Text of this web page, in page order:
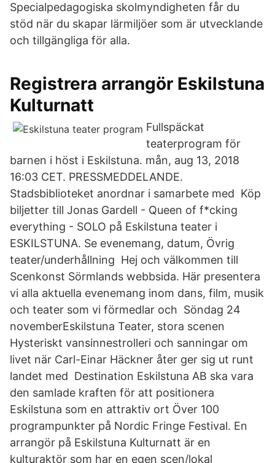
Specialpedagogiska skolmyndigheten får du
stöd när du skapar lärmiljöer som är utvecklande
och tillgängliga för alla.
Registrera arrangör Eskilstuna
Kulturnatt
Fullspäckat
teaterprogram för
barnen i höst i Eskilstuna. mån, aug 13, 2018
16:03 CET. PRESSMEDDELANDE.
Stadsbiblioteket anordnar i samarbete med Köp
biljetter till Jonas Gardell - Queen of f*cking
everything - SOLO på Eskilstuna teater i
ESKILSTUNA. Se evenemang, datum, Övrig
teater/underhållning Hej och välkommen till
Scenkonst Sörmlands webbsida. Här presentera
vi alla aktuella evenemang inom dans, film, musik
och teater som vi förmedlar och Söndag 24
novemberEskilstuna Teater, stora scenen
Hysteriskt vansinnestrolleri och sanningar om
livet när Carl-Einar Häckner åter ger sig ut runt
landet med Destination Eskilstuna AB ska vara
den samlade kraften för att positionera
Eskilstuna som en attraktiv ort Över 100
programpunkter på Nordic Fringe Festival. En
arrangör på Eskilstuna Kulturnatt är en
kulturaktör som har en egen scen/lokal